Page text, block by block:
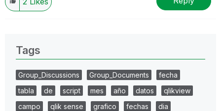
Tags
Group_Discussions Group_Documents
fecha
tabla
de script mes año datos
qlikview
campo
qlik sense grafico fechas
dia